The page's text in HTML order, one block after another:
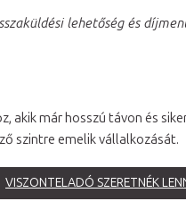
lehetőség és
akik már hosszú távon és
szintre emelik vállalkozását.
VISZONTELADÓ SZERETNÉK